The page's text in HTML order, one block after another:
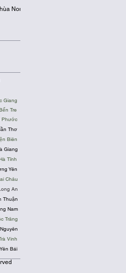
Non
Giang
Tre
Phước
Thơ
Biên
Giang
Tĩnh
Yên
Châu
An
Thuận
Nam
Trăng
Vinh
Yên Bái